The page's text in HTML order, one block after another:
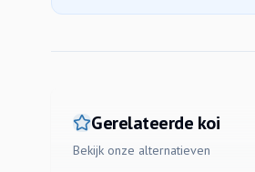
Gerelateerde koi
Bekijk onze alternatieven